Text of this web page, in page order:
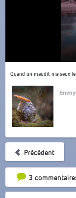
Quand un maudit niaiseux
Précédent
3 Tri